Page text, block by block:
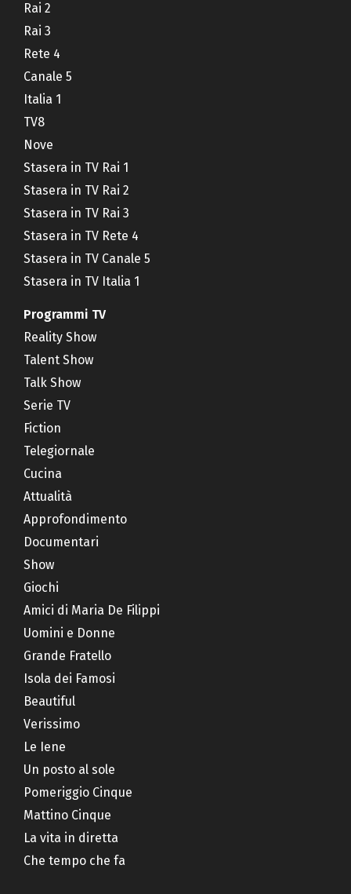
Rai 2
Rai 3
Rete 4
Canale 5
Italia 1
TV8
Nove
Stasera in TV Rai 1
Stasera in TV Rai 2
Stasera in TV Rai 3
Stasera in TV Rete 4
Stasera in TV Canale 5
Stasera in TV Italia 1
Programmi TV
Reality Show
Talent Show
Talk Show
Serie TV
Fiction
Telegiornale
Cucina
Attualità
Approfondimento
Documentari
Show
Giochi
Amici di Maria De Filippi
Uomini e Donne
Grande Fratello
Isola dei Famosi
Beautiful
Verissimo
Le Iene
Un posto al sole
Pomeriggio Cinque
Mattino Cinque
La vita in diretta
Che tempo che fa